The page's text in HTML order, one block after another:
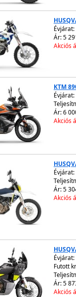
Évjárat:
Ár: 5
Akciós
KTM
Évjárat:
Ár: 6
Akciós
Évjárat:
Ár: 5
Akciós
Évjárat:
Futott
Ár: 5
Akciós